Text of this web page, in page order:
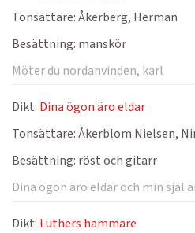
Tonsättare:Åkerberg, Herman
Besättning: manskör
Möter du nordanvinden, karl
Dikt: Dina ögon äro eldar
Tonsättare:Åkerblom Nielsen,
Besättning: röst och gitarr
Dina ögon äro eldar och min själ
Dikt: Luthers hammare